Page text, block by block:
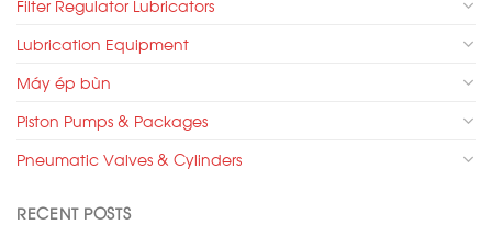
Lubrication Equipment
Máy ép bùn
Piston Pumps & Packages
Pneumatic Valves & Cylinders
RECENT POSTS